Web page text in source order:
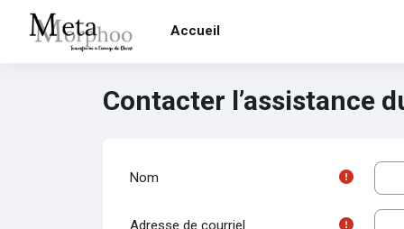
Passer au contenu principal
Accueil
Contacter l’assistance
Nom
Adresse de courriel